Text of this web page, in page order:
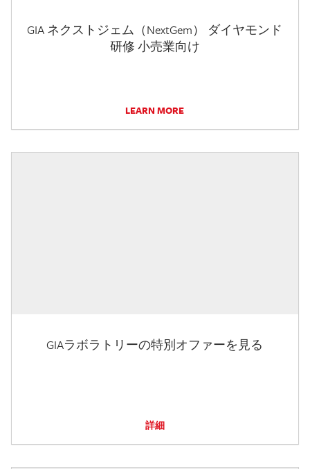
GIA ネクストジェム（NextGem） ダイヤモンド
研修 小売業向け
LEARN MORE
GIAラボラトリーの特別オファーを見る
詳細